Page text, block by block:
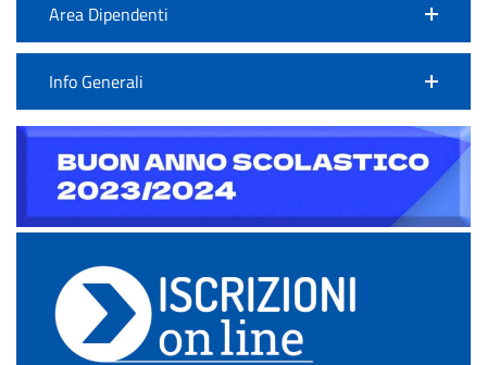
Area Dipendenti
Info Generali